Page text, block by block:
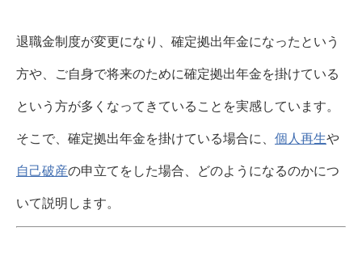
退職金制度が変更になり、確定拠出年金になったという
方や、ご自身で将来のために確定拠出年金を掛けている
という方が多くなってきていることを実感しています。
そこで、確定拠出年金を掛けている場合に、 個人再生や
自己破産の申立てをした場合、どのようになるのかにつ
いて説明します。